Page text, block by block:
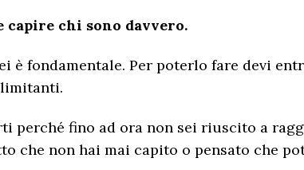
capire chi sono davvero.
è fondamentale. Per poterlo fare devi
perché fino ad ora non sei riuscito a
che non hai mai capito o pensato che